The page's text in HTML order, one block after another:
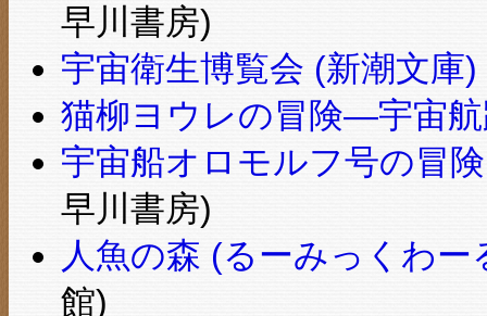
早川書房)
宇宙衛生博覧会 (新潮文庫)
猫柳ヨウレの冒険―宇宙
宇宙船オロモルフ号の冒
早川書房)
人魚の森 (るーみっくわ
館)